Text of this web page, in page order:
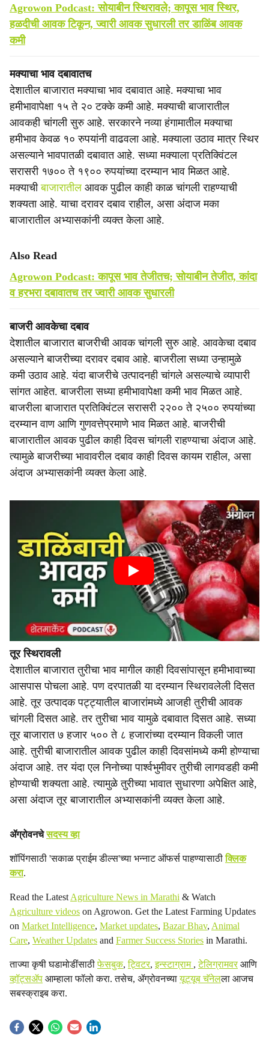
Agrowon Podcast: सोयाबीन स्थिरावले; कापूस भाव स्थिर,
हळदीची आवक टिकून, ज्वारी आवक सुधारली तर डाळिंब आवक
कमी
मक्याचा भाव दबावातच
देशातील बाजारात मक्याचा भाव दबावात आहे. मक्याचा भाव
हमीभावापेक्षा १५ ते २० टक्के कमी आहे. मक्याची बाजारातील
आवकही चांगली सुरु आहे. सरकारने नव्या हंगामातील मक्याचा
हमीभाव केवळ १० रुपयांनी वाढवला आहे. मक्याला उठाव मात्र स्थिर
असल्याने भावपातळी दबावात आहे. सध्या मक्याला प्रतिक्विंटल
सरासरी १७०० ते १९०० रुपयांच्या दरम्यान भाव मिळत आहे.
मक्याचीबाजारातील आवक पुढील काही काळ चांगली राहण्याची
शक्यता आहे. याचा दरावर दबाव राहील, असा अंदाज मका
बाजारातील अभ्यासकांनी व्यक्त केला आहे.
Also Read
Agrowon Podcast: कापूस भाव तेजीतच; सोयाबीन तेजीत, कांदा
व हरभरा दबावातच तर ज्वारी आवक सुधारली
बाजरी आवकेचा दबाव
देशातील बाजारात बाजरीची आवक चांगली सुरु आहे. आवकेचा दबाव
असल्याने बाजरीच्या दरावर दबाव आहे. बाजरीला सध्या उन्हामुळे
कमी उठाव आहे. यंदा बाजरीचे उत्पादनही चांगले असल्याचे व्यापारी
सांगत आहेत. बाजरीला सध्या हमीभावापेक्षा कमी भाव मिळत आहे.
बाजरीला बाजारात प्रतिक्विंटल सरासरी २२०० ते २५०० रुपयांच्या
दरम्यान वाण आणि गुणवत्तेप्रमाणे भाव मिळत आहे. बाजरीची
बाजारातील आवक पुढील काही दिवस चांगली राहण्याचा अंदाज आहे.
त्यामुळे बाजरीच्या भावावरील दबाव काही दिवस कायम राहील, असा
अंदाज अभ्यासकांनी व्यक्त केला आहे.
तूर स्थिरावली
देशातील बाजारात तुरीचा भाव मागील काही दिवसांपासून हमीभावाच्या
आसपास पोचला आहे. पण दरपातळी या दरम्यान स्थिरावलेली दिसत
आहे. तूर उत्पादक पट्ट्यातील बाजारांमध्ये आजही तुरीची आवक
चांगली दिसत आहे. तर तुरीचा भाव यामुळे दबावात दिसत आहे. सध्या
तूर बाजारात ७ हजार ५०० ते ८ हजारांच्या दरम्यान विकली जात
आहे. तुरीची बाजारातील आवक पुढील काही दिवसांमध्ये कमी होण्याचा
अंदाज आहे. तर यंदा एल निनोच्या पार्श्वभुमीवर तुरीची लागवडही कमी
होण्याची शक्यता आहे. त्यामुळे तुरीच्या भावात सुधारणा अपेक्षित आहे,
असा अंदाज तूर बाजारातील अभ्यासकांनी व्यक्त केला आहे.
ॲग्रोवनचेसदस्य व्हा
शॉपिंगसाठी 'सकाळ प्राईम डील्स'च्या भन्नाट ऑफर्स पाहण्यासाठीक्लिक
करा.
Read the Latest Agriculture News in Marathi & Watch
Agriculture videos on Agrowon. Get the Latest Farming Updates
on Market Intelligence, Market updates, Bazar Bhav, Animal
Care, Weather Updates and Farmer Success Stories in Marathi.
ताज्या कृषी घडामोडींसाठीफेसबुक,ट्विटर,इन्स्टाग्राम ,टेलिग्रामवरआणि
व्हॉट्सॲप आम्हाला फॉलो करा. तसेच, ॲग्रोवनच्यायूट्यूब चॅनेलला आजच
सबस्क्राइब करा.